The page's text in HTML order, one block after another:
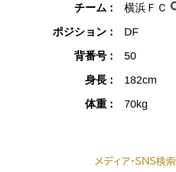
チーム :
横浜ＦＣ
ポジション :
DF
背番号 :
50
身長 :
182cm
体重 :
70kg
メディア・SNS検索